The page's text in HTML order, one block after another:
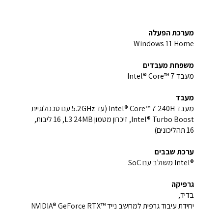
מערכת הפעלה
Windows 11 Home
משפחת מעבדים
מעבד Intel® Core™ 7
מעבד
מעבד Intel® Core™ 7 240H (עד 5.2GHz עם טכנולוגיית
Intel® Turbo Boost, זיכרון מטמון L3 24MB‏, 16 ליבות,
16 תהליכונים)
ערכת שבבים
Intel®‎ משולב עם SoC
גרפיקה
בדיד,
יחידת עיבוד גרפית למחשב נייד NVIDIA® GeForce RTX™